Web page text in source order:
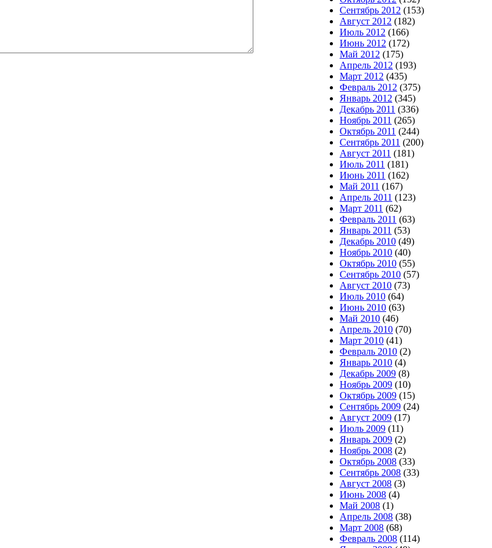
Сентябрь 2012 (153)
Август 2012 (182)
Июль 2012 (166)
Июнь 2012 (172)
Май 2012 (175)
Апрель 2012 (193)
Март 2012 (435)
Февраль 2012 (375)
Январь 2012 (345)
Декабрь 2011 (336)
Ноябрь 2011 (265)
Октябрь 2011 (244)
Сентябрь 2011 (200)
Август 2011 (181)
Июль 2011 (181)
Июнь 2011 (162)
Май 2011 (167)
Апрель 2011 (123)
Март 2011 (62)
Февраль 2011 (63)
Январь 2011 (53)
Декабрь 2010 (49)
Ноябрь 2010 (40)
Октябрь 2010 (55)
Сентябрь 2010 (57)
Август 2010 (73)
Июль 2010 (64)
Июнь 2010 (63)
Май 2010 (46)
Апрель 2010 (70)
Март 2010 (41)
Февраль 2010 (2)
Январь 2010 (4)
Декабрь 2009 (8)
Ноябрь 2009 (10)
Октябрь 2009 (15)
Сентябрь 2009 (24)
Август 2009 (17)
Июль 2009 (11)
Январь 2009 (2)
Ноябрь 2008 (2)
Октябрь 2008 (33)
Сентябрь 2008 (33)
Август 2008 (3)
Июнь 2008 (4)
Май 2008 (1)
Апрель 2008 (38)
Март 2008 (68)
Февраль 2008 (114)